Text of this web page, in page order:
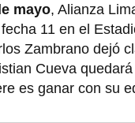
mayo, Alianza
11 en el
Zambrano dejó
Cueva
es ganar con su